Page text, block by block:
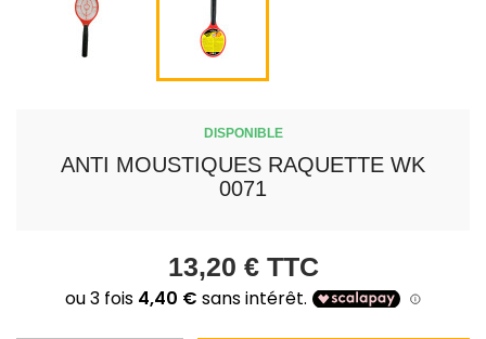
DISPONIBLE
ANTI MOUSTIQUES RAQUETTE WK
0071
13,20 € TTC